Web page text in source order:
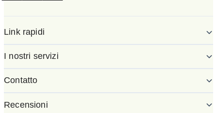
Link rapidi
I nostri servizi
Contatto
Recensioni